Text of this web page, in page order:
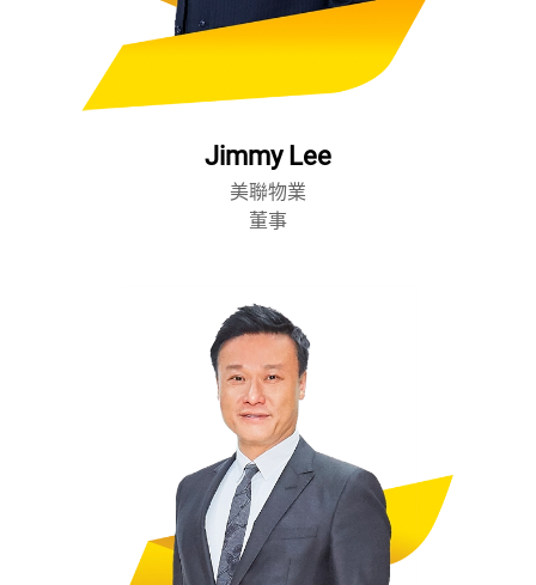
Jimmy Lee
美聯物業
董事